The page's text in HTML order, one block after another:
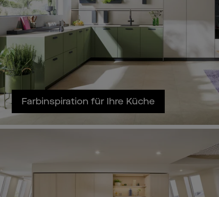
Farbinspiration für Ihre Küche